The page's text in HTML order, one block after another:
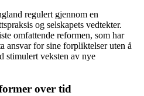
regulert gjennom en
og selskapets vedtekter.
omfattende reformen, som har
ansvar for sine forpliktelser uten å
stimulert veksten av nye
over tid